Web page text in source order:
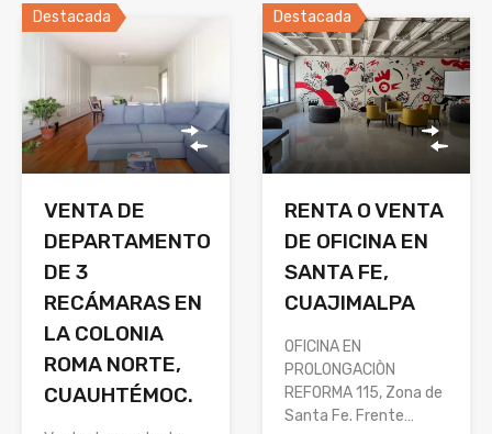
Destacada
VENTA DE
DEPARTAMENTO
DE 3
RECÁMARAS EN
LA COLONIA
ROMA NORTE,
CUAUHTÉMOC.
Destacada
RENTA O VENTA
DE OFICINA EN
SANTA FE,
CUAJIMALPA
OFICINA EN
PROLONGACIÒN
REFORMA 115, Zona de
Santa Fe. Frente…